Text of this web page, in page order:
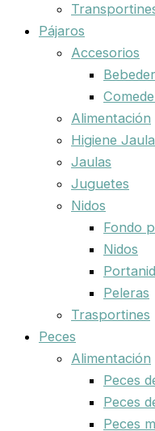
Pájaros
Accesorios
Alimentación
Higiene
Jaulas
Juguetes
Nidos
Fondo
Nidos
Peleras
Trasportines
Peces
Alimentación
Peces
Peces
Peces